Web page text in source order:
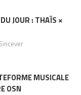
JOUR : THAÏS ×
MUSICALE
OSN